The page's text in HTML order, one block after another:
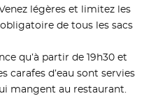
légères et limitez les
de tous les sacs
qu’à partir de 19h30 et
carafes d’eau sont servies
mangent au restaurant.